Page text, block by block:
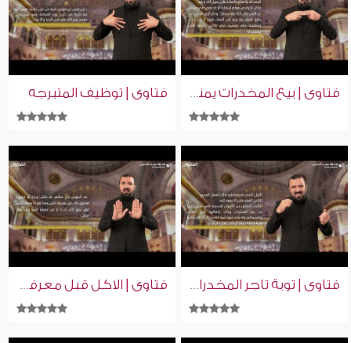
فتاوى | بيع المخدرات يمنع الدعاء فتاوى | توظيف المتبرجه
فتاوى | توبة تاجر المخدرات فتاوى | الاكل قبل معرفة الثمن